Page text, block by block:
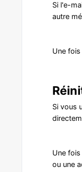
Si l'e-
autre
Une
Si vous
Une
ou une